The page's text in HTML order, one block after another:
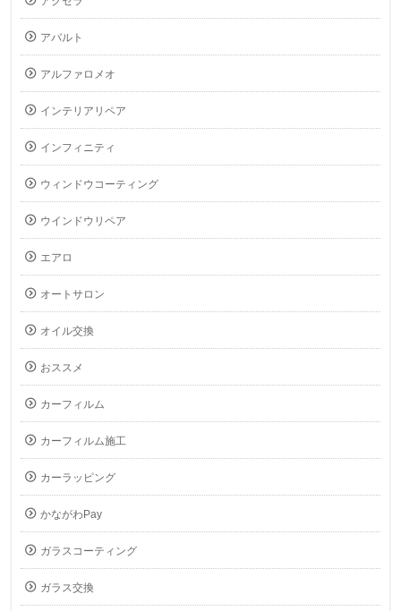
アバルト
アルファロメオ
インテリアリペア
インフィニティ
ウィンドウコーティング
ウインドウリペア
エアロ
オートサロン
オイル交換
おススメ
カーフィルム
カーフィルム施工
カーラッピング
かながわPay
ガラスコーティング
ガラス交換